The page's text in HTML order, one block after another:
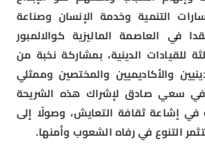
التنمية وخدمة الإنسان وصناعة
في العاصمة الماليزية كوالالمبور
للقيادات الدينية، بمشاركة نخبة من
والأكاديميين والمختصين وممثلي
في سعي صادق لإشراك هذه الشريحة
في إشاعة ثقافة التعايش، وصولًا إلى
التنوع في رفاه الشعوب وأمنها.